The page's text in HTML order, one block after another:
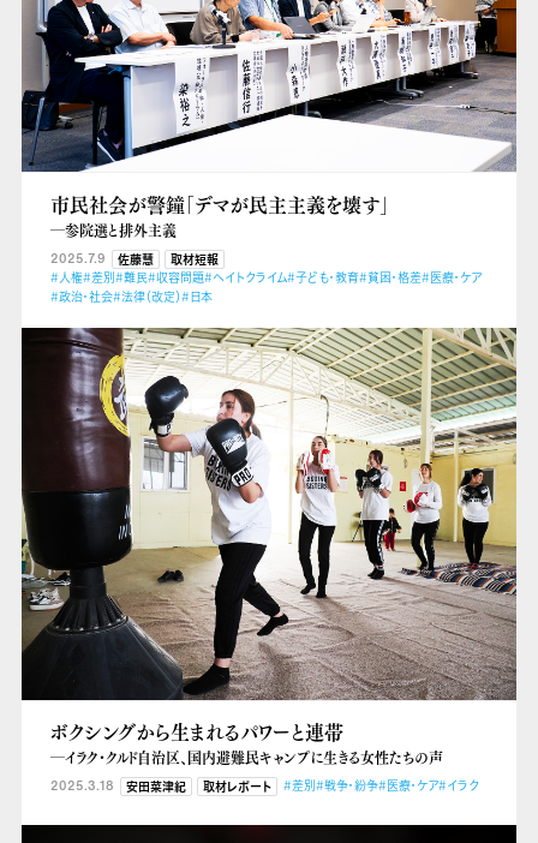
市民社会が警鐘「デマが民主主義を壊す」
―参院選と排外主義
2025.7.9 佐藤慧
取材短報
#人権#差別#難民#収容問題#ヘイトクライム#子ども・教育#貧困・格差#医療・ケア
#政治・社会#法律（改定）#日本
ボクシングから生まれるパワーと連帯
―イラク・クルド自治区、国内避難民キャンプに生きる女性たちの声
2025.3.18 安田菜津紀 取材レポート #差別#戦争・紛争#医療・ケア#イラク